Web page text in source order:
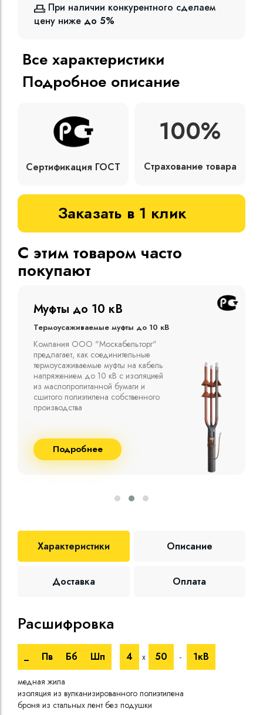
При наличии конкурентного сделаем
цену ниже до 5%
Все характеристики
Подробное описание
Сертификация ГОСТ
100%
Страхование товара
Заказать в 1 клик
С этим товаром часто
покупают
Муфты до 10 кВ
Термоусаживаемые муфты до 10 кВ
Компания ООО "Москабельторг"
предлагает, как соединительные
термоусаживаемые муфты на кабель
напряжением до 10 кВ с изоляцией
из маслопропитанной бумаги и
сшитого полиэтилена собственного
производства
Подробнее
Характеристики Описание
Доставка Оплата
Расшифровка
Пв Бб Шп 4 х 50 - 1кВ
медная жила
изоляция из вулканизированного полиэтилена
броня из стальных лент без подушки